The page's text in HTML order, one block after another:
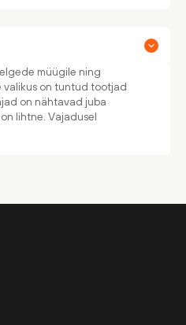
müügile ning
valikus on tuntud tootjad
on nähtavad juba
lihtne. Vajadusel